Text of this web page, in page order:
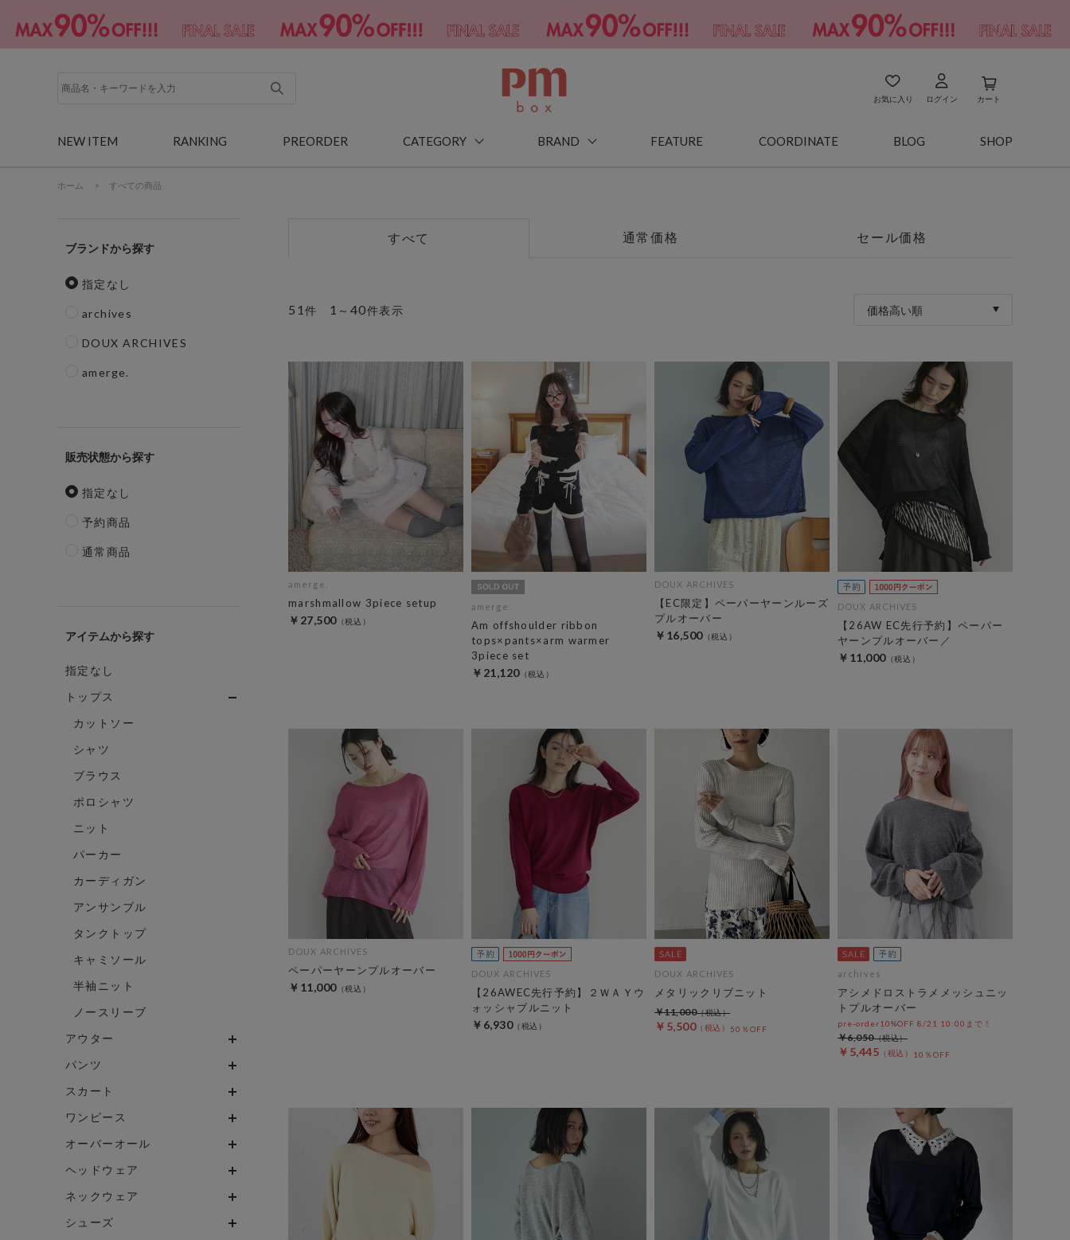
お気に入り ログイン カート
NEW ITEM RANKING PREORDER CATEGORY BRAND FEATURE COORDINATE BLOG SHOP
ホーム > すべての商品
ブランド
指定なし
archives
DOUX ARCHIVES
amerge.
販売状態
指定なし
予約商品
通常商品
アイテム
指定なし
トップス
カットソー
シャツ
ブラウス
ポロシャツ
ニット
パーカー
カーディガン
アンサンブル
タンクトップ
キャミソール
半袖ニット
ノースリーブ
アウター
パンツ
スカート
ワンピース
オーバーオール
ヘッドウェア
ネックウェア
シューズ
すべて 通常価格 セール価格
51件 1 ～ 40件表示 価格高い順
amerge.
marshmallow 3piece setup
￥27,500
amerge.
Am offshoulder ribbon
tops×pants×arm warmer
3piece set
￥21,120
DOUX ARCHIVES
【EC限定】ペーパーヤーンルーズ
プルオーバー
￥16,500
DOUX ARCHIVES
【26AW EC先行予約】ペーパー
ヤーンプルオーバー／
￥11,000
DOUX ARCHIVES
ペーパーヤーンプルオーバー
￥11,000
DOUX ARCHIVES
【26AWEC先行予約】２ＷＡＹウ
ォッシャブルニット
￥6,930
DOUX ARCHIVES
メタリックリブニット
￥5,500 50％OFF
￥11,000
archives
アシメドロストラメメッシュニッ
トプルオーバー
pre-order10%OFF 8/21 10:00まで！
￥5,445 10％OFF
￥6,050